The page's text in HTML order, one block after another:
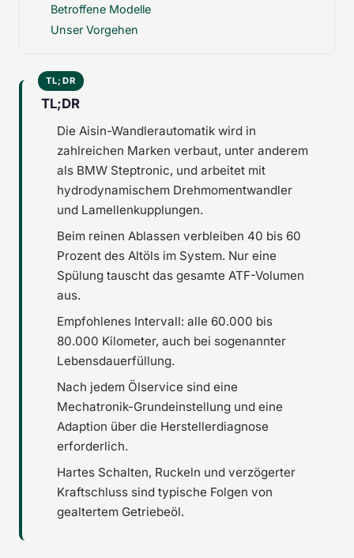
Betroffene Modelle
Unser Vorgehen
TL;DR
Die Aisin-Wandlerautomatik wird in
zahlreichen Marken verbaut, unter anderem
als BMW Steptronic, und arbeitet mit
hydrodynamischem Drehmomentwandler
und Lamellenkupplungen.
Beim reinen Ablassen verbleiben 40 bis 60
Prozent des Altöls im System. Nur eine
Spülung tauscht das gesamte ATF-Volumen
aus.
Empfohlenes Intervall: alle 60.000 bis
80.000 Kilometer, auch bei sogenannter
Lebensdauerfüllung.
Nach jedem Ölservice sind eine
Mechatronik-Grundeinstellung und eine
Adaption über die Herstellerdiagnose
erforderlich.
Hartes Schalten, Ruckeln und verzögerter
Kraftschluss sind typische Folgen von
gealtertem Getriebeöl.